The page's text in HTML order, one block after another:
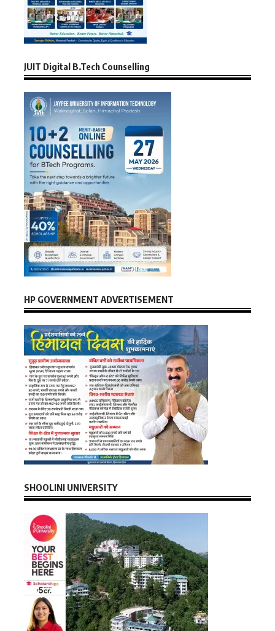
JUIT Digital B.Tech Counselling
HP GOVERNMENT ADVERTISEMENT
SHOOLINI UNIVERSITY